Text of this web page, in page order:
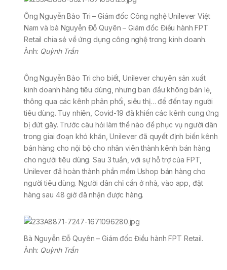
Ông Nguyễn Bảo Tri – Giám đốc Công nghệ Unilever Việt
Nam và bà Nguyễn Đỗ Quyên – Giám đốc Điều hành FPT
Retail chia sẻ về ứng dụng công nghệ trong kinh doanh.
Ảnh: Quỳnh Trần
Ông Nguyễn Bảo Tri cho biết, Unilever chuyên sản xuất
kinh doanh hàng tiêu dùng, nhưng ban đầu không bán lẻ,
thông qua các kênh phân phối, siêu thị… để đến tay người
tiêu dùng. Tuy nhiên, Covid-19 đã khiến các kênh cung ứng
bị đứt gãy. Trước câu hỏi làm thế nào để phục vụ người dân
trong giai đoạn khó khăn, Unilever đã quyết định biến kênh
bán hàng cho nội bộ cho nhân viên thành kênh bán hàng
cho người tiêu dùng. Sau 3 tuần, với sự hỗ trợ của FPT,
Unilever đã hoàn thành phần mềm Ushop bán hàng cho
người tiêu dùng. Người dân chỉ cần ở nhà, vào app, đặt
hàng sau 48 giờ đã nhận được hàng.
Bà Nguyễn Đỗ Quyên – Giám đốc Điều hành FPT Retail.
Ảnh: Quỳnh Trần